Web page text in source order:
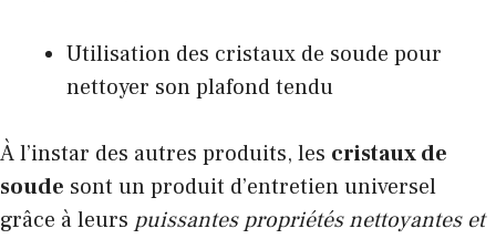
Utilisation des cristaux de soude pour
nettoyer son plafond tendu
À l’instar des autres produits, les cristaux de
soude sont un produit d’entretien universel
grâce à leurs puissantes propriétés nettoyantes et